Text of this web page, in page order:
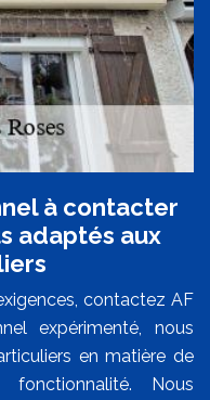
à contacter
adaptés aux
contactez AF
expérimenté, nous
en matière de
Nous